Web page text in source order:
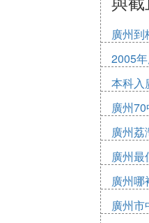
廣州
2005
本科入
廣州
廣州
廣州
廣州
廣州